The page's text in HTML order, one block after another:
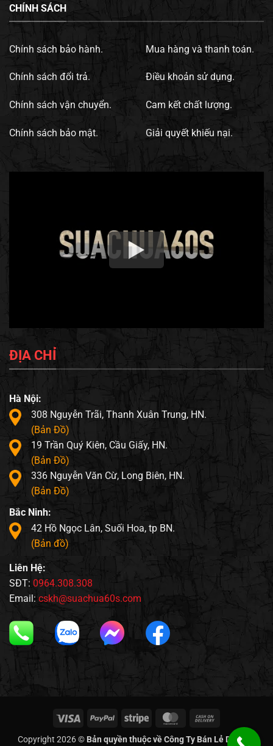
CHÍNH SÁCH
Chính sách bảo hành.
Chính sách đổi trả.
Chính sách vận chuyển.
Chính sách bảo mật.
Mua hàng và thanh toán.
Điều khoản sử dụng.
Cam kết chất lượng.
Giải quyết khiếu nại.
ĐỊA CHỈ
Hà Nội:
308 Nguyễn Trãi, Thanh Xuân Trung, HN.
(Bản Đồ)
19 Trần Quý Kiên, Cầu Giấy, HN.
(Bản Đồ)
336 Nguyễn Văn Cừ, Long Biên, HN.
(Bản Đồ)
Bắc Ninh:
42 Hồ Ngọc Lân, Suối Hoa, tp BN.
(Bản đồ)
Liên Hệ:
SĐT: 0964.308.308
Email: cskh@suachua60s.com
Visa PayPal Stripe MasterCard
Copyright 2026 © Bản quyền thuộc về Công Ty Bán Lẻ Di Động